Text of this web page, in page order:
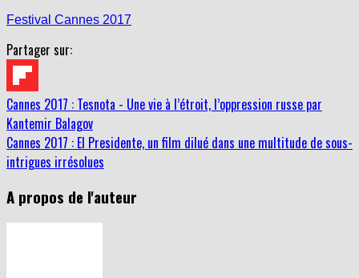
Festival Cannes 2017
Partager sur:
Cannes 2017 : Tesnota - Une vie à l’étroit, l’oppression russe par
Kantemir Balagov
Cannes 2017 : El Presidente, un film dilué dans une multitude de sous-
intrigues irrésolues
A propos de l'auteur